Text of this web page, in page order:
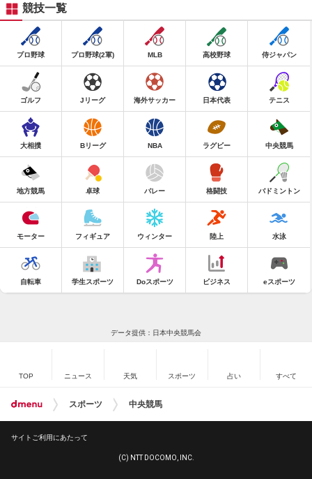
競技一覧
プロ野球 プロ野球(2軍) MLB 高校野球 侍ジャパン
ゴルフ Jリーグ 海外サッカー 日本代表 テニス
大相撲 Bリーグ NBA ラグビー 中央競馬
地方競馬 卓球 バレー 格闘技 バドミントン
モーター フィギュア ウィンター 陸上 水泳
自転車 学生スポーツ Doスポーツ ビジネス eスポーツ
データ提供：日本中央競馬会
TOP ニュース 天気 スポーツ 占い すべて
スポーツ 中央競馬
サイトご利用にあたって
(C) NTT DOCOMO, INC.